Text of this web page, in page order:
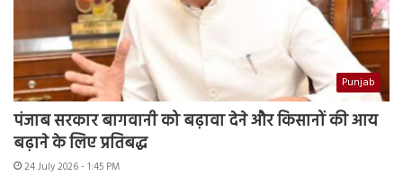
Punjab
पंजाब सरकार बागवानी को बढ़ावा देने और किसानों की आय
बढ़ाने के लिए प्रतिबद्ध
24 July 2026 - 1:45 PM